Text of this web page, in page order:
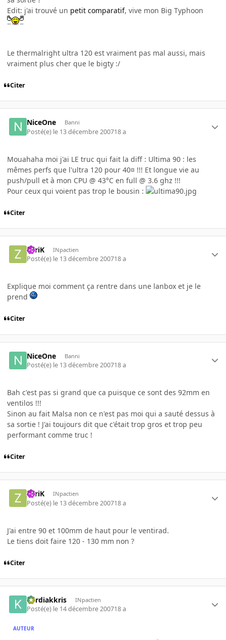
Edit: j'ai trouvé un petit comparatif, vive mon Big Typhoon
Le thermalright ultra 120 est vraiment pas mal aussi, mais
vraiment plus cher que le bigty :/
Citer
NiceOne Banni
Posté(e) le 13 décembre 200718 a
Mouahaha moi j'ai LE truc qui fait la diff : Ultima 90 : les
mêmes perfs que l'ultra 120 pour 40¤ !!! Et longue vie au
push/pull et à mon CPU @ 43°C en full @ 3.6 ghz !!!
Pour ceux qui voient pas trop le bousin :
Citer
ZyriK INpactien
Posté(e) le 13 décembre 200718 a
Explique moi comment ça rentre dans une lanbox et je le
prend
Citer
NiceOne Banni
Posté(e) le 13 décembre 200718 a
Bah c'est pas si grand que ca puisque ce sont des 92mm en
ventilos !!!
Sinon au fait Malsa non ce n'est pas moi qui a sauté dessus à
sa sortie ! J'ai toujours dit que c'était trop gros et trop peu
performant comme truc !
Citer
ZyriK INpactien
Posté(e) le 13 décembre 200718 a
J'ai entre 90 et 100mm de haut pour le ventirad.
Le tiens doit faire 120 - 130 mm non ?
Citer
kardiakkris INpactien
Posté(e) le 14 décembre 200718 a
AUTEUR